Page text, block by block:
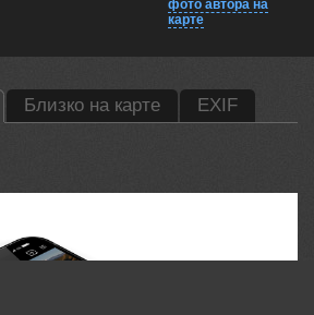
фото автора на
карте
Близко на карте EXIF